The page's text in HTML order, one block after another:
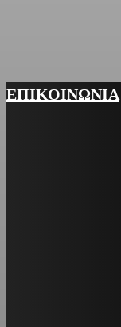
ΕΠΙΚΟΙΝΩΝΙΑ